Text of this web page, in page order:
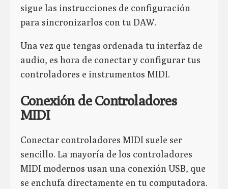
sigue las instrucciones de configuración
para sincronizarlos con tu DAW.
Una vez que tengas ordenada tu interfaz de
audio, es hora de conectar y configurar tus
controladores e instrumentos MIDI.
Conexión de Controladores
MIDI
Conectar controladores MIDI suele ser
sencillo. La mayoría de los controladores
MIDI modernos usan una conexión USB, que
se enchufa directamente en tu computadora.